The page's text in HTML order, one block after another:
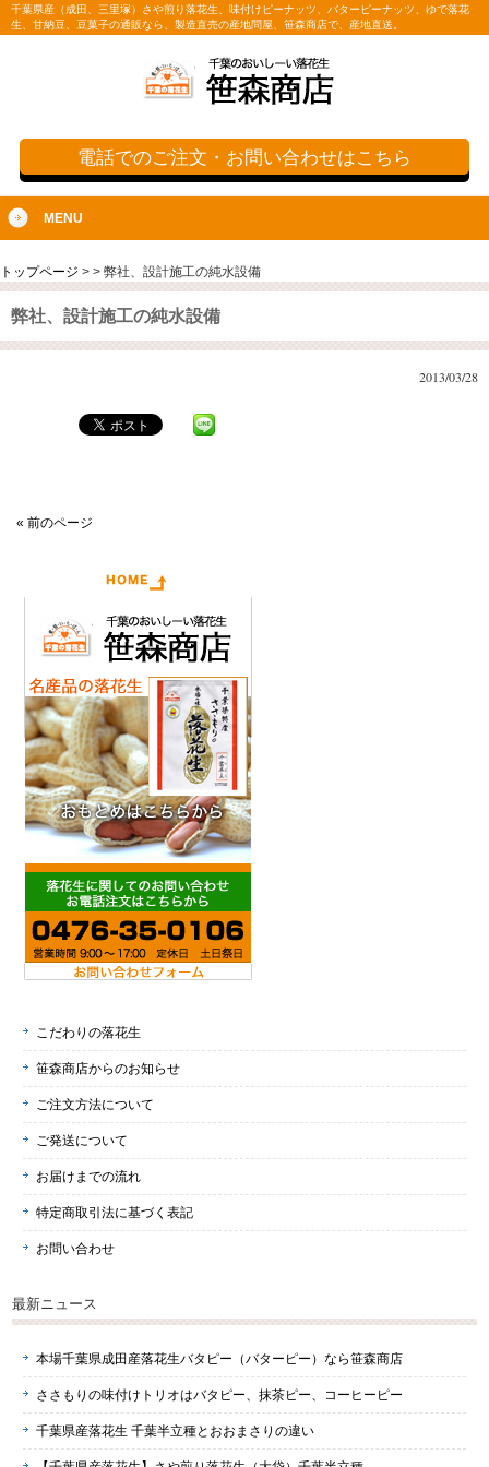
千葉県産（成田、三里塚）さや煎り落花生、味付けピーナッツ、バターピーナッツ、ゆで落花
生、甘納豆、豆菓子の通販なら、製造直売の産地問屋、笹森商店で、産地直送。
電話でのご注文・お問い合わせはこちら
MENU
トップページ > > 弊社、設計施工の純水設備
弊社、設計施工の純水設備
2013/03/28
« 前のページ
こだわりの落花生
笹森商店からのお知らせ
ご注文方法について
ご発送について
お届けまでの流れ
特定商取引法に基づく表記
お問い合わせ
最新ニュース
本場千葉県成田産落花生バタピー（バターピー）なら笹森商店
ささもりの味付けトリオはバタピー、抹茶ピー、コーヒーピー
千葉県産落花生 千葉半立種とおおまさりの違い